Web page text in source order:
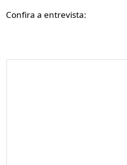
Confira a entrevista: